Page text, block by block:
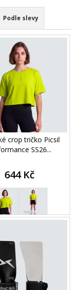
Podle slevy
crop tričko Picsil
SS26...
644 Kč